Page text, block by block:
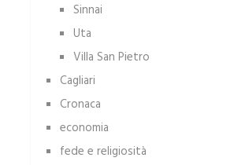
Sinnai
Uta
Villa San Pietro
Cagliari
Cronaca
economia
fede e religiosità